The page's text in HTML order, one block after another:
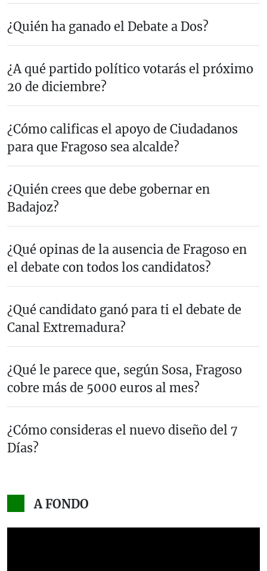
¿Quién ha ganado el Debate a Dos?
¿A qué partido político votarás el próximo
20 de diciembre?
¿Cómo calificas el apoyo de Ciudadanos
para que Fragoso sea alcalde?
¿Quién crees que debe gobernar en
Badajoz?
¿Qué opinas de la ausencia de Fragoso en
el debate con todos los candidatos?
¿Qué candidato ganó para ti el debate de
Canal Extremadura?
¿Qué le parece que, según Sosa, Fragoso
cobre más de 5000 euros al mes?
¿Cómo consideras el nuevo diseño del 7
Días?
A FONDO